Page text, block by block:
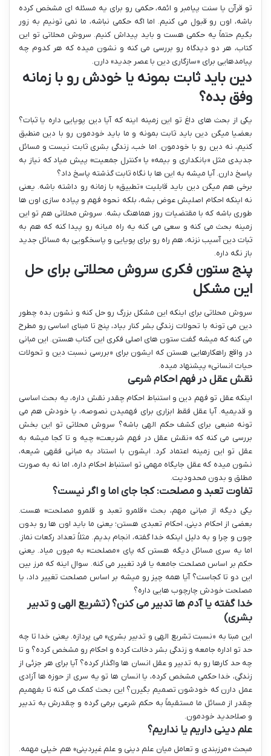
تو قرآن یا سنت پیامبر و ائمه، حکمی رو برای یه مسئله ای مشخص کرده
باشه، اون رو قبول می کنیم. اما اگه حکمی نباشه، ما نمی تونیم به زور
بگیم حتماً یه حکمی هست و باید پیداش کنیم. سروش محلاتی تو این
کتاب، هر دو دیدگاه رو بررسی می کنه و نشون میده که هر کدوم چه
پیامدهایی برای «سازگاری دین با عصر جدید» دارن.
دین باید ثابت بمونه یا خودش رو با زمانه
وفق بده؟
یکی از بحث های داغ تو این زمینه اینه که آیا دین پویایی داره یا ثبات؟
بعضیا میگن دین باید ثابت بمونه و ما باید خودمون رو با دین منطبق
کنیم، نه دین رو با خودمون. اما خب، زندگی بشری ثابت نیست و مسائل
جدیدی مثل «بانکداری و بیمه» یا «کنترل جمعیت» پیش میاد که نیاز به
پاسخ دارن. آیا میشه به این ها با نگاه ثابت گذشته پاسخ داد؟
برخی هم میگن دین باید قابلیت «تطبیق» با زمانه رو داشته باشه. یعنی
نه اینکه احکام اصلیش عوض بشه، بلکه نحوه فهم و پیاده سازی اون ها
طوری باشه که با مقتضیات روز هماهنگ بشه. سروش محلاتی هم تو این
زمینه بحث می کنه و سعی می کنه یه راه میانه رو پیدا کنه که هم به
ثبات دین آسیب نزنه، هم راه رو برای پویایی و پاسخگویی به مسائل جدید
باز نگه داره.
پنج ستون فکری سروش محلاتی برای حل
این مشکل
سروش محلاتی برای اینکه این مشکل بزرگ رو حل کنه و نشون بده چطور
دین می تونه با تحولات زندگی بشر کنار بیاد، پنج تا مبنای اساسی رو مطرح
می کنه که میشه گفت ستون های اصلی فکری این کتاب هستن. این مبانی
در واقع راهکارهایی هستن که ایشون برای «بررسی نسبت دین و تحولات
حیات انسانی» پیشنهاد میده.
نقش عقل در فهم احکام شرعی
اینکه عقل تو فهم دین و استنباط احکام چقدر نقش داره، یه بحث اساسی
و قدیمیه. آیا عقل فقط ابزاری برای فهمیدن نصوصه، یا خودش هم می
تونه منبعی برای کشف حکم الهی باشه؟ سروش محلاتی تو این بخش
بررسی می کنه که «نقش عقل در فهم شریعت» چیه و تا کجا میشه به
عقل تو این زمینه اعتماد کرد. ایشون با استناد به مبانی فقهی شیعه،
نشون میده که عقل جایگاه مهمی تو استنباط احکام داره، اما نه به صورت
مطلق و بدون محدودیت.
تفاوت تعبد و مصلحت: کجا جای اما و اگر نیست؟
یکی دیگه از مبانی مهم، بحث «قلمرو تعبد و قلمرو مصلحت» هست.
بعضی از احکام دینی، احکام تعبدی هستن؛ یعنی ما باید اون ها رو بدون
چون و چرا و به دلیل اینکه خدا گفته، انجام بدیم. مثلاً تعداد رکعات نماز.
اما یه سری مسائل دیگه هستن که پای «مصلحت» به میون میاد. یعنی
حکم بر اساس مصلحت جامعه یا فرد تغییر می کنه. سوال اینه که مرز بین
این دو تا کجاست؟ آیا همه چیز رو میشه بر اساس مصلحت تغییر داد، یا
مصلحت خودش چارچوب هایی داره؟
خدا گفته یا آدم ها تدبیر می کنن؟ (تشریع الهی و تدبیر
بشری)
این مبنا به «نسبت تشریع الهی و تدبیر بشری» می پردازه. یعنی خدا تا چه
حد تو اداره جامعه و زندگی بشر دخالت کرده و احکام رو مشخص کرده؟ و تا
چه حد کارها رو به تدبیر و عقل انسان ها واگذار کرده؟ آیا برای هر جزئی از
زندگی، خدا حکمی مشخص کرده، یا انسان ها تو یه سری از حوزه ها آزادی
عمل دارن که خودشون تصمیم بگیرن؟ این بحث کمک می کنه تا بفهمیم
چقدر از مسائل ما مستقیماً به حکم شرعی برمی گرده و چقدرش به تدبیر
و صلاحدید خودمون.
علم دینی داریم یا نداریم؟
مبحث «مرزبندی و تعامل میان علم دینی و علم غیردینی» هم خیلی مهمه.